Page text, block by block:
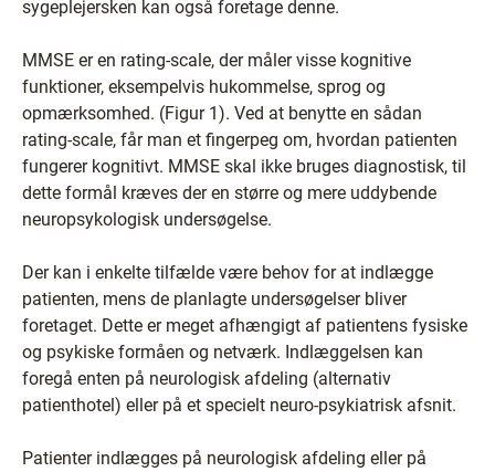
sygeplejersken kan også foretage denne.
MMSE er en rating-scale, der måler visse kognitive
funktioner, eksempelvis hukommelse, sprog og
opmærksomhed. (Figur 1). Ved at benytte en sådan
rating-scale, får man et fingerpeg om, hvordan patienten
fungerer kognitivt. MMSE skal ikke bruges diagnostisk, til
dette formål kræves der en større og mere uddybende
neuropsykologisk undersøgelse.
Der kan i enkelte tilfælde være behov for at indlægge
patienten, mens de planlagte undersøgelser bliver
foretaget. Dette er meget afhængigt af patientens fysiske
og psykiske formåen og netværk. Indlæggelsen kan
foregå enten på neurologisk afdeling (alternativ
patienthotel) eller på et specielt neuro-psykiatrisk afsnit.
Patienter indlægges på neurologisk afdeling eller på